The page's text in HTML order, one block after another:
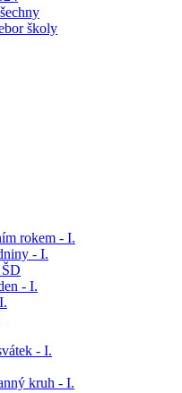
školy
rokem - I.
- I.
- I.
- I.
kruh - I.